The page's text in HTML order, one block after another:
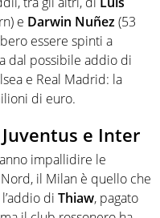
e Darwin Nuñez(53
essere spinti a
dal possibile addio di
e Real Madrid: la
di euro.
e Inter
impallidire le
il Milan è quello che
di Thiaw, pagato